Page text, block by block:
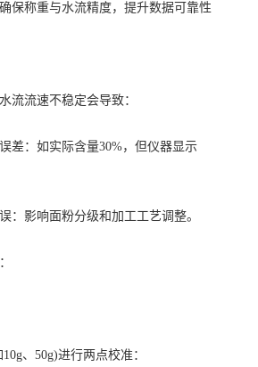
称重与水流精度，提升数据可靠性
流速不稳定会导致：
：如实际含量30%，但仪器显示
影响面粉分级和加工工艺调整。
、50g)进行两点校准：